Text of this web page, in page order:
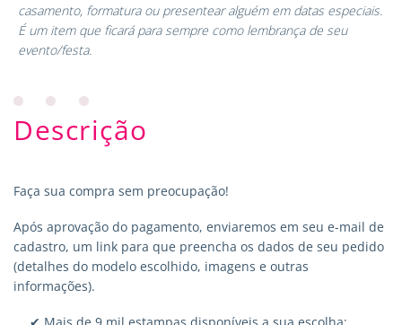
casamento, formatura ou presentear alguém em datas especiais.
É um item que ficará para sempre como lembrança de seu
evento/festa.
Descrição
Faça sua compra sem preocupação!
Após aprovação do pagamento, enviaremos em seu e-mail de
cadastro, um link para que preencha os dados de seu pedido
(detalhes do modelo escolhido, imagens e outras
informações).